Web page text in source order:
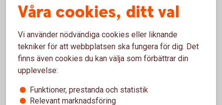
Energipriser, politiska beslut och globala händelser
påverkar sektorn. Därför är det viktigt att fondens inriktning
stämmer överens med din risknivå och hur länge du
planerar att spara.
Våra cookies, ditt val
Vi använder nödvändiga cookies eller liknande
tekniker för att webbplatsen ska fungera för dig. Det
finns även cookies du kan välja som förbättrar din
upplevelse:
Funktioner, prestanda och statistik
Relevant marknadsföring